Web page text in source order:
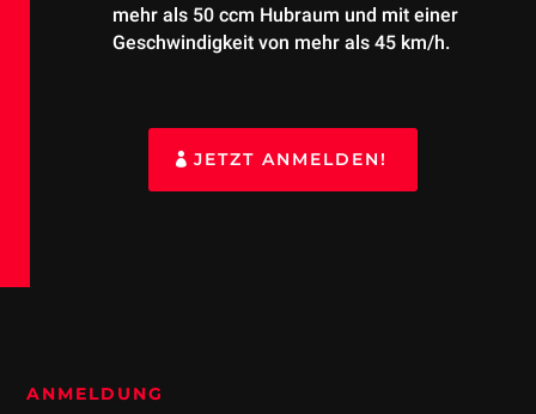
mehr als 50 ccm Hubraum und mit einer
Geschwindigkeit von mehr als 45 km/h.
JETZT ANMELDEN!
ANMELDUNG